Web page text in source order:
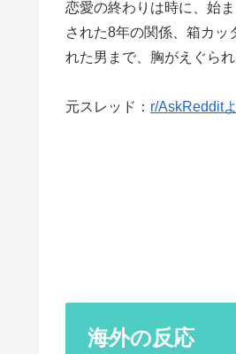
恋愛の終わりは時に、始
された8年の関係、箱カッ
れた男まで、胸がえぐら
元スレッド： r/AskReddit
海外の反応